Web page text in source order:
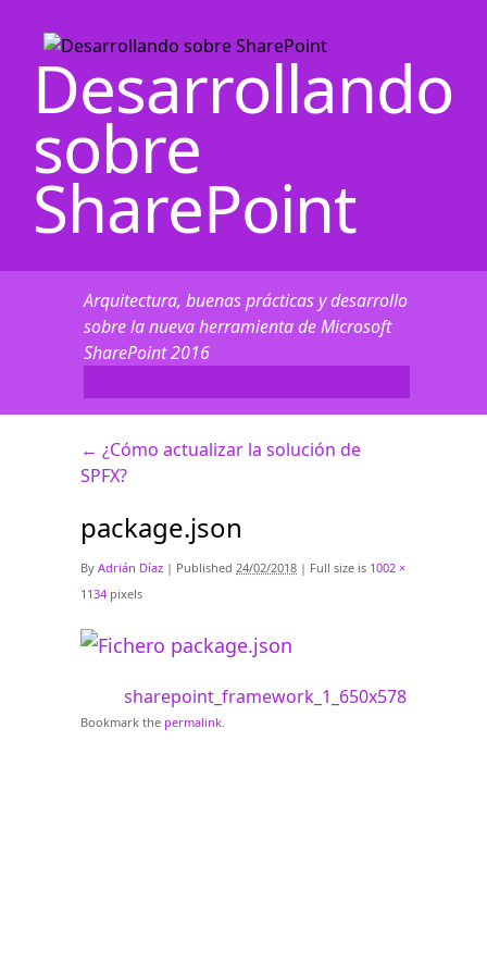
Desarrollando
sobre
SharePoint
Arquitectura, buenas prácticas y desarrollo
sobre la nueva herramienta de Microsoft
SharePoint 2016
← ¿Cómo actualizar la solución de
SPFX?
package.json
By Adrián Díaz | Published 24/02/2018 | Full size is 1002 ×
1134 pixels
sharepoint_framework_1_650x578
Bookmark the permalink